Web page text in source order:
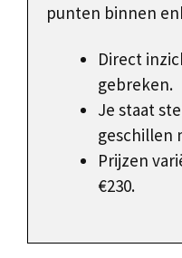
punten binnen
Direct
gebreken.
Je staat
geschillen
Prijzen
€230.